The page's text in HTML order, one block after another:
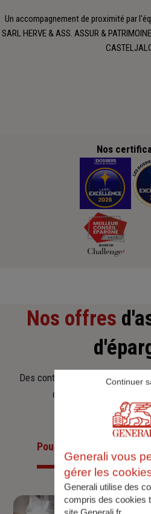
Un accompagnement de proximité par
SARL HERVE & ASS. ASSUR &
Nos
Nos offres
Des contrats clairs et flexibles
d’aujourd’hui et
Pour les particuliers
Generali vous
gérer les
Generali utilise des
compris des cookies
Continuer